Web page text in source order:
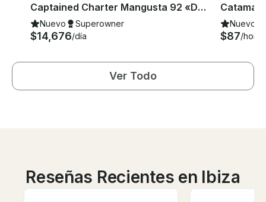
Captained Charter Mangusta 92 «Drift» Power Megayate en Ibiza
Nuevo Superowner
$14,676/día
Nuevo
$87/hora
Ver Todo
Reseñas Recientes en Ibiza